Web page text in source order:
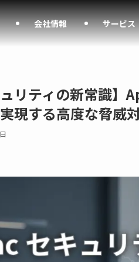
会社情報 サービス
ュリティの新常識
現する高度な脅威